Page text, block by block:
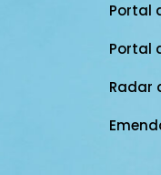
Portal
Portal
Radar